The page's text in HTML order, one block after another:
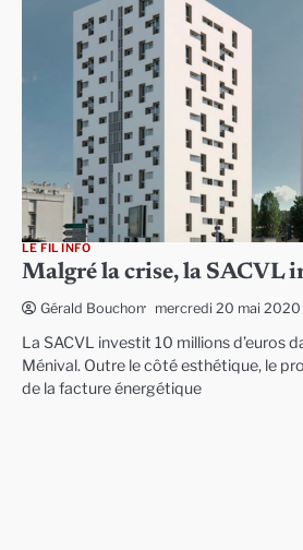
LE FIL INFO
Malgré la crise, la SACVL
Gérald Bouchon mercredi 20 mai 2020
La SACVL investit 10 millions d’euros
Ménival. Outre le côté esthétique, le
de la facture énergétique